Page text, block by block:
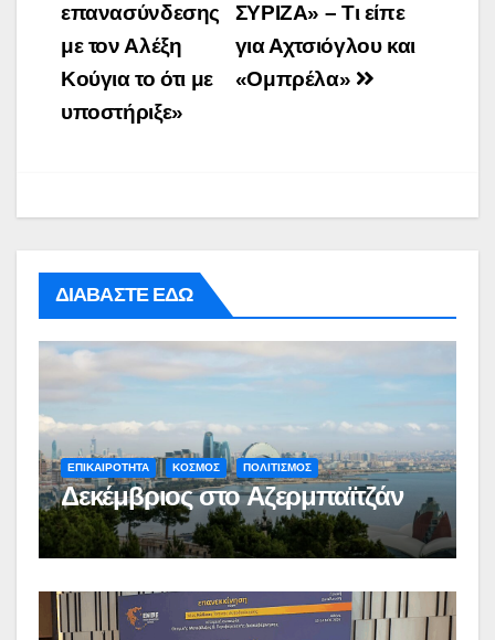
ΣΥΡΙΖΑ» – Τι είπε
για Αχτσιόγλου και
«Ομπρέλα»
επανασύνδεσης
με τον Αλέξη
Κούγια το ότι με
υποστήριξε»
ΔΙΑΒΑΣΤΕ ΕΔΩ
ΕΠΙΚΑΙΡΟΤΗΤΑ ΚΟΣΜΟΣ ΠΟΛΙΤΙΣΜΟΣ
Δεκέμβριος στο Αζερμπαϊτζάν